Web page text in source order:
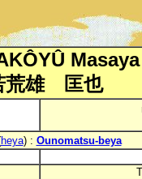
Masaya
荒雄 匡也
heya) : Ounomatsu-beya